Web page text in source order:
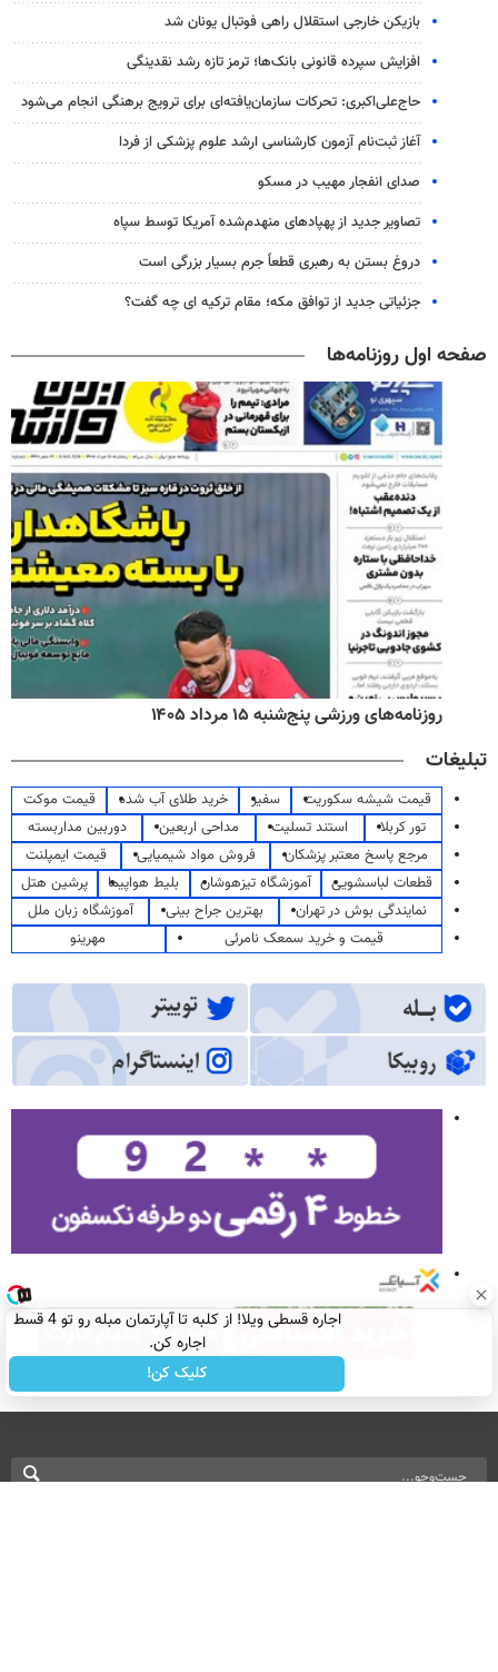
بازیکن خارجی استقلال راهی فوتبال یونان شد
افزایش سپرده قانونی بانک‌ها؛ ترمز تازه رشد نقدینگی
حاج‌علی‌اکبری: تحرکات سازمان‌یافته‌ای برای ترویج برهنگی انجام می‌شود
آغاز ثبت‌نام‌ آزمون کارشناسی ارشد علوم پزشکی از فردا
صدای انفجار مهیب در مسکو
تصاویر جدید از پهپادهای منهدم‌شده آمریکا توسط سپاه
دروغ بستن به رهبری قطعاً جرم بسیار بزرگی است
جزئیاتی جدید از توافق مکه؛ مقام ترکیه ای چه گفت؟
صفحه اول روزنامه‌ها
روزنامه‌های ورزشی پنج‌شنبه ۱۵ مرداد ۱۴۰۵
تبلیغات
قیمت شیشه سکوریت سفیر خرید طلای آب شده
قیمت موکت
تور کربلا
استند تسلیت مداحی اربعین
دوربین مداربسته
مرجع پاسخ معتبر پزشکان
فروش مواد شیمیایی
قیمت ایمپلنت
قطعات لباسشویی
آموزشگاه تیزهوشان بلیط هواپیما
پرشین هتل
نمایندگی بوش در تهران
بهترین جراح بینی
آموزشگاه زبان ملل
قیمت و خرید سمعک نامرئی
مهرینو
اجاره‌ قسطی ویلا! از کلبه تا آپارتمان مبله رو تو 4 قسط
اجاره کن.
کلیک کن!